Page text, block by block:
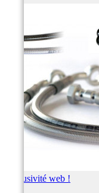
Exclusivité web !